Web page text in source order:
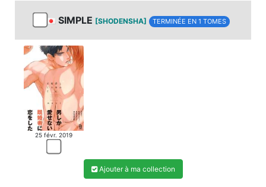
SIMPLE [SHODENSHA] TERMINÉE EN 1 TOMES
25 févr. 2019
Ajouter à ma collection